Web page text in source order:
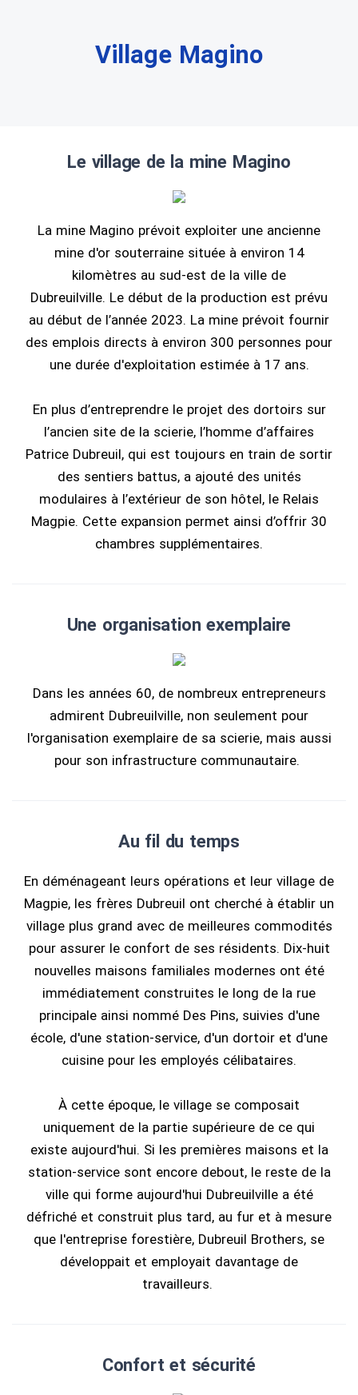
Village Magino
Le village de la mine Magino
La mine Magino prévoit exploiter une ancienne
mine d'or souterraine située à environ 14
kilomètres au sud-est de la ville de
Dubreuilville. Le début de la production est prévu
au début de l’année 2023. La mine prévoit fournir
des emplois directs à environ 300 personnes pour
une durée d'exploitation estimée à 17 ans.
En plus d’entreprendre le projet des dortoirs sur
l’ancien site de la scierie, l’homme d’affaires
Patrice Dubreuil, qui est toujours en train de sortir
des sentiers battus, a ajouté des unités
modulaires à l’extérieur de son hôtel, le Relais
Magpie. Cette expansion permet ainsi d’offrir 30
chambres supplémentaires.
Une organisation exemplaire
Dans les années 60, de nombreux entrepreneurs
admirent Dubreuilville, non seulement pour
l'organisation exemplaire de sa scierie, mais aussi
pour son infrastructure communautaire.
Au fil du temps
En déménageant leurs opérations et leur village de
Magpie, les frères Dubreuil ont cherché à établir un
village plus grand avec de meilleures commodités
pour assurer le confort de ses résidents. Dix-huit
nouvelles maisons familiales modernes ont été
immédiatement construites le long de la rue
principale ainsi nommé Des Pins, suivies d'une
école, d'une station-service, d'un dortoir et d'une
cuisine pour les employés célibataires.
À cette époque, le village se composait
uniquement de la partie supérieure de ce qui
existe aujourd'hui. Si les premières maisons et la
station-service sont encore debout, le reste de la
ville qui forme aujourd'hui Dubreuilville a été
défriché et construit plus tard, au fur et à mesure
que l'entreprise forestière, Dubreuil Brothers, se
développait et employait davantage de
travailleurs.
Confort et sécurité